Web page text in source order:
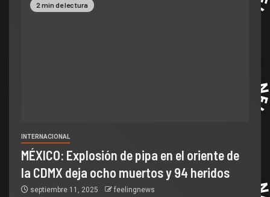
2 min de lectura
INTERNACIONAL
MÉXICO: Explosión de pipa en el oriente de
la CDMX deja ocho muertos y 94 heridos
septiembre 11, 2025 feelingnews